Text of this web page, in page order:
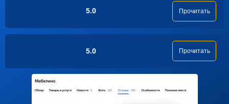
5.0 Прочитать
5.0 Прочитать